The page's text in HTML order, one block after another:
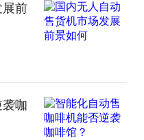
展前
咖